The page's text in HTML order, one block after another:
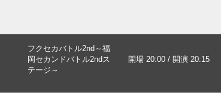
フクセカバトル2nd～福
岡セカンドバトル2ndス
テージ～
開場 20:00 / 開演 20:15